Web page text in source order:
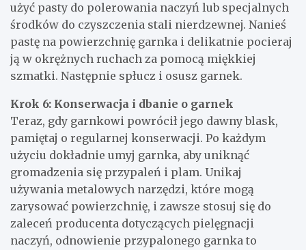
użyć pasty do polerowania naczyń lub specjalnych
środków do czyszczenia stali nierdzewnej. Nanieś
pastę na powierzchnię garnka i delikatnie pocieraj
ją w okrężnych ruchach za pomocą miękkiej
szmatki. Następnie spłucz i osusz garnek.
Krok 6: Konserwacja i dbanie o garnek
Teraz, gdy garnkowi powrócił jego dawny blask,
pamiętaj o regularnej konserwacji. Po każdym
użyciu dokładnie umyj garnka, aby uniknąć
gromadzenia się przypaleń i plam. Unikaj
używania metalowych narzędzi, które mogą
zarysować powierzchnię, i zawsze stosuj się do
zaleceń producenta dotyczących pielęgnacji
naczyń, odnowienie przypalonego garnka to